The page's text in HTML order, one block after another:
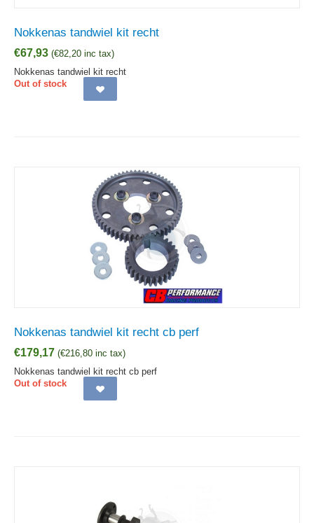
Nokkenas tandwiel kit recht
€67,93 (€82,20 inc tax)
Nokkenas tandwiel kit recht
Out of stock
Nokkenas tandwiel kit recht cb perf
€179,17 (€216,80 inc tax)
Nokkenas tandwiel kit recht cb perf
Out of stock